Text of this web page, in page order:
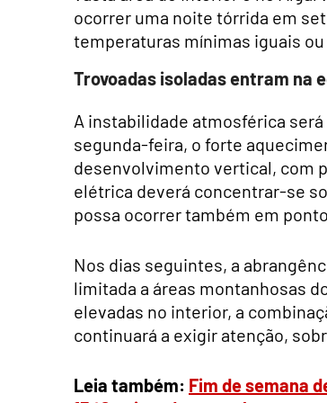
ocorrer uma noite tórrida em
temperaturas mínimas iguais ou
Trovoadas isoladas entram na
A instabilidade atmosférica
segunda-feira, o forte
desenvolvimento vertical, com
elétrica deverá concentrar-se
possa ocorrer também em
Nos dias seguintes, a
limitada a áreas montanhosas
elevadas no interior, a
continuará a exigir atenção,
Leia também: Fim de semana